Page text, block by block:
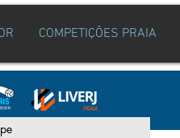
COMPETIÇÕES PRAIA